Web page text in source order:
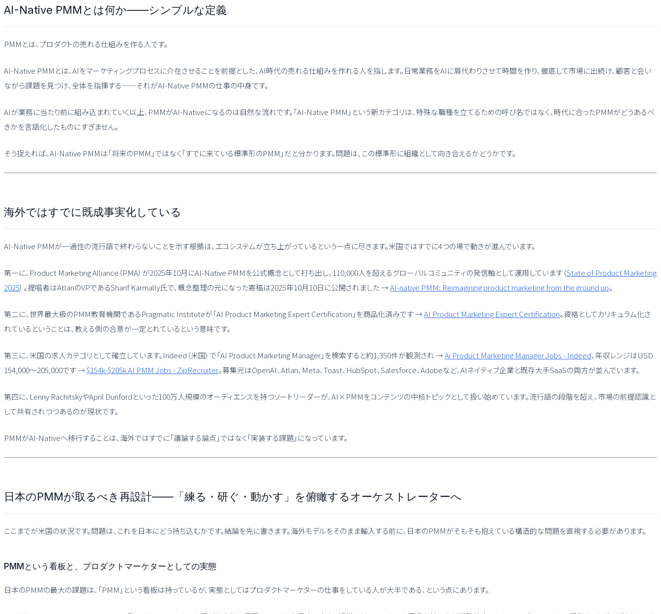
AI-Native PMMとは何か——シンプルな定義
PMMとは、プロダクトの売れる仕組みを作る人です。
AI-Native PMMとは、AIをマーケティングプロセスに介在させることを前提とした、AI時代の売れる仕組みを作れる人を指します。日常業務をAIに肩代わりさせて時間を作り、徹底して市場に出続け、顧客と会い
ながら課題を見つけ、全体を指揮する——それがAI-Native PMMの仕事の中身です。
AIが業務に当たり前に組み込まれていく以上、PMMがAI-Nativeになるのは自然な流れです。「AI-Native PMM」という新カテゴリは、特殊な職種を立てるための呼び名ではなく、時代に合ったPMMがどうあるべ
きかを言語化したものにすぎません。
そう捉えれば、AI-Native PMMは「将来のPMM」ではなく「すでに来ている標準形のPMM」だと分かります。問題は、この標準形に組織として向き合えるかどうかです。
海外ではすでに既成事実化している
AI-Native PMMが一過性の流行語で終わらないことを示す根拠は、エコシステムが立ち上がっているという一点に尽きます。米国ではすでに4つの場で動きが進んでいます。
第一に、Product Marketing Alliance（PMA）が2025年10月にAI-Native PMMを公式概念として打ち出し、110,000人を超えるグローバルコミュニティの発信軸として運用しています（State of Product Marketing
2025）。提唱者はAtlanのVPであるSharif Karmally氏で、概念整理の元になった寄稿は2025年10月10日に公開されました →AI-native PMM: Reimagining product marketing from the ground up。
第二に、世界最大級のPMM教育機関であるPragmatic Instituteが「AI Product Marketing Expert Certification」を商品化済みです →AI Product Marketing Expert Certification。資格としてカリキュラム化さ
れているということは、教える側の合意が一定とれているという意味です。
第三に、米国の求人カテゴリとして確立しています。Indeed（米国）で「AI Product Marketing Manager」を検索すると約1,350件が観測され →Ai Product Marketing Manager Jobs - Indeed、年収レンジはUSD
154,000〜205,000です →$154k-$205k AI PMM Jobs - ZipRecruiter。募集元はOpenAI、Atlan、Meta、Toast、HubSpot、Salesforce、Adobeなど、AIネイティブ企業と既存大手SaaSの両方が並んでいます。
第四に、Lenny RachitskyやApril Dunfordといった100万人規模のオーディエンスを持つソートリーダーが、AI×PMMをコンテンツの中核トピックとして扱い始めています。流行語の段階を超え、市場の前提認識と
して共有されつつあるのが現状です。
PMMがAI-Nativeへ移行することは、海外ではすでに「議論する論点」ではなく「実装する課題」になっています。
日本のPMMが取るべき再設計——「練る・研ぐ・動かす」を俯瞰するオーケストレーターへ
ここまでが米国の状況です。問題は、これを日本にどう持ち込むかです。結論を先に書きます。海外モデルをそのまま輸入する前に、日本のPMMがそもそも抱えている構造的な問題を直視する必要があります。
PMMという看板と、プロダクトマーケターとしての実態
日本のPMMの最大の課題は、「PMM」という看板は持っているが、実態としてはプロダクトマーケターの仕事をしている人が大半である、という点にあります。